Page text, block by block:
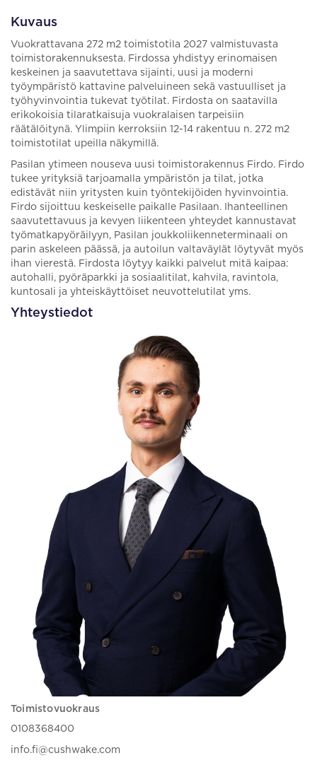
Kuvaus
Vuokrattavana 272 m2 toimistotila 2027 valmistuvasta
toimistorakennuksesta. Firdossa yhdistyy erinomaisen
keskeinen ja saavutettava sijainti, uusi ja moderni
työympäristö kattavine palveluineen sekä vastuulliset ja
työhyvinvointia tukevat työtilat. Firdosta on saatavilla
erikokoisia tilaratkaisuja vuokralaisen tarpeisiin
räätälöitynä. Ylimpiin kerroksiin 12-14 rakentuu n. 272 m2
toimistotilat upeilla näkymillä.
Pasilan ytimeen nouseva uusi toimistorakennus Firdo. Firdo
tukee yrityksiä tarjoamalla ympäristön ja tilat, jotka
edistävät niin yritysten kuin työntekijöiden hyvinvointia.
Firdo sijoittuu keskeiselle paikalle Pasilaan. Ihanteellinen
saavutettavuus ja kevyen liikenteen yhteydet kannustavat
työmatkapyöräilyyn, Pasilan joukkoliikenneterminaali on
parin askeleen päässä, ja autoilun valtaväylät löytyvät myös
ihan vierestä. Firdosta löytyy kaikki palvelut mitä kaipaa:
autohalli, pyöräparkki ja sosiaalitilat, kahvila, ravintola,
kuntosali ja yhteiskäyttöiset neuvottelutilat yms.
Yhteystiedot
Toimistovuokraus
0108368400
info.fi@cushwake.com